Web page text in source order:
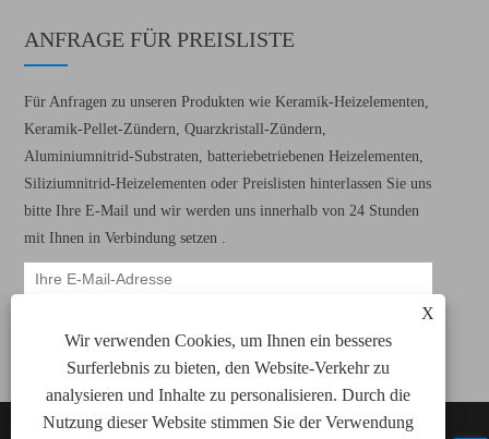
X
Wir verwenden Cookies, um Ihnen ein besseres
Surferlebnis zu bieten, den Website-Verkehr zu
analysieren und Inhalte zu personalisieren. Durch die
Nutzung dieser Website stimmen Sie der Verwendung
ANFRAGE FÜR PREISLISTE
Für Anfragen zu unseren Produkten wie Keramik-Heizelementen,
Keramik-Pellet-Zündern, Quarzkristall-Zündern,
Aluminiumnitrid-Substraten, batteriebetriebenen Heizelementen,
Siliziumnitrid-Heizelementen oder Preislisten hinterlassen Sie uns
bitte Ihre E-Mail und wir werden uns innerhalb von 24 Stunden
mit Ihnen in Verbindung setzen .
Copyright © 2022 Xiamen Green Way